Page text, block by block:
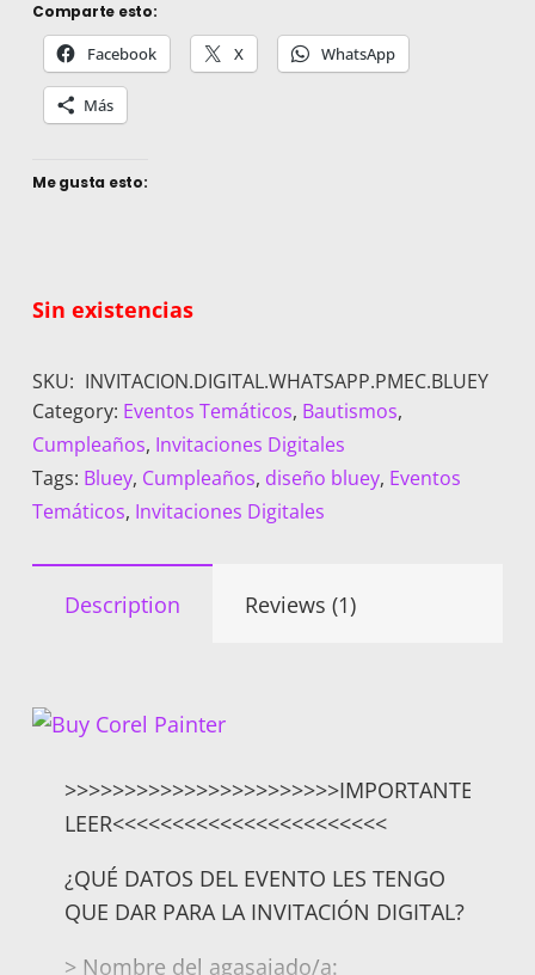
Comparte esto:
Facebook X WhatsApp
Más
Me gusta esto:
Sin existencias
SKU: INVITACION.DIGITAL.WHATSAPP.PMEC.BLUEY
Category: Eventos Temáticos, Bautismos,
Cumpleaños, Invitaciones Digitales
Tags: Bluey, Cumpleaños, diseño bluey, Eventos
Temáticos, Invitaciones Digitales
Description Reviews (1)
>>>>>>>>>>>>>>>>>>>>>>>IMPORTANTE
LEER<<<<<<<<<<<<<<<<<<<<<<<
¿QUÉ DATOS DEL EVENTO LES TENGO
QUE DAR PARA LA INVITACIÓN DIGITAL?
> Nombre del agasajado/a: